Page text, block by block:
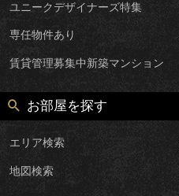
ユニークデザイナーズ特集
専任物件あり
賃貸管理募集中新築マンション
お部屋を探す
エリア検索
地図検索